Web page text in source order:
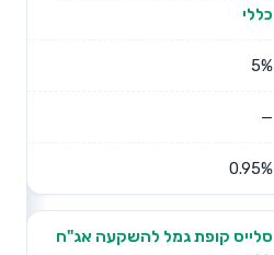
כללי
5%
—
0.95%
סלייס קופת גמל להשקעה אג"ח